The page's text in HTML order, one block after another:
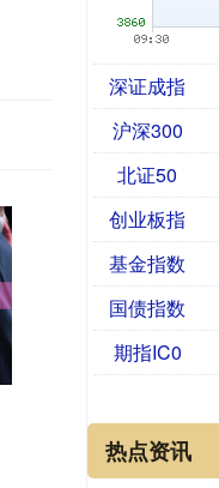
深证成指
沪深300
北证50
创业板指
基金指数
国债指数
期指IC0
热点资讯